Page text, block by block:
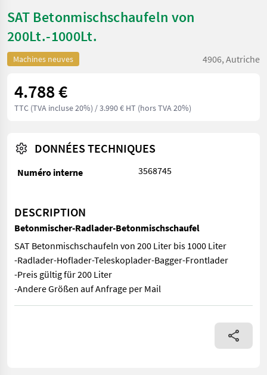
SAT Betonmischschaufeln von
200Lt.-1000Lt.
Machines neuves 4906, Autriche
4.788 €
TTC (TVA incluse 20%) / 3.990 € HT (hors TVA 20%)
DONNÉES TECHNIQUES
Numéro interne 3568745
DESCRIPTION
Betonmischer-Radlader-Betonmischschaufel
SAT Betonmischschaufeln von 200 Liter bis 1000 Liter
-Radlader-Hoflader-Teleskoplader-Bagger-Frontlader
-Preis gültig für 200 Liter
-Andere Größen auf Anfrage per Mail
SAT Betonmischschaufeln von 200 Liter bis 1000 Liter -